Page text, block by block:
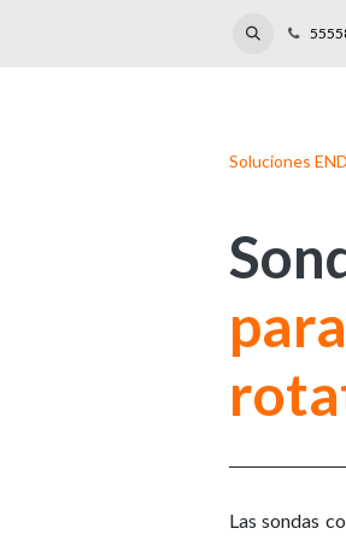
Blog
Soluciones END
Las sondas